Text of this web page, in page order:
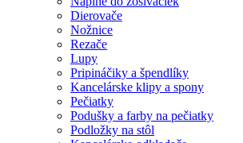
Dierovače
Nožnice
Rezače
Lupy
Pripináčiky a špendlíky
Kancelárske klipy a spony
Pečiatky
Podušky a farby na pečiatky
Podložky na stôl